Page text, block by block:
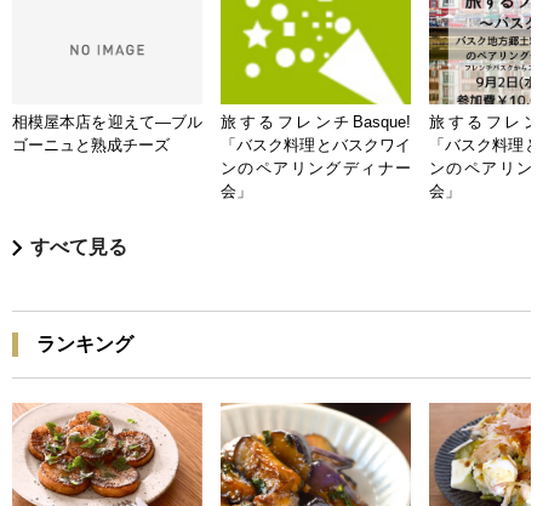
相模屋本店を迎えて―ブル
ゴーニュと熟成チーズ
旅するフレンチBasque!
「バスク料理とバスクワイ
ンのペアリングディナー
会」
旅するフレン
「バスク料理
ンのペアリン
会」
すべて見る
ランキング